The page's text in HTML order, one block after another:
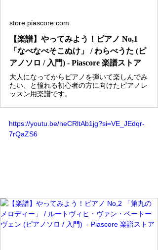
store.piascore.com
【楽譜】やってみよう！ピアノ No,1
「なべなべそこぬけ」 / わらべうた (ピ
アノソロ / 入門) - Piascore 楽譜ストア
大人になってからピアノを弾いて楽しんでみ
たい、と憧れる初心者の方に向けたピアノレ
ッスン用楽譜です。
https://youtu.be/neCRltAb1jg?si=VE_JEdqr-
7rQaZS6